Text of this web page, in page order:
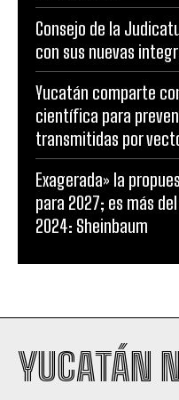
Consejo de la
con sus nuevas
Yucatán comparte
científica para
transmitidas por
Exagerada» la
para 2027; es más
2024: Sheinbaum
YUCATÁN